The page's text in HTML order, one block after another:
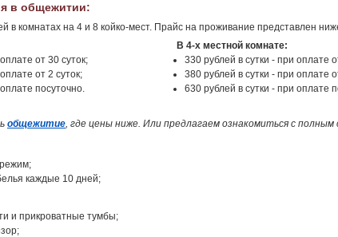
в общежитии:
в комнатах на 4 и 8 койко-мест. Прайс на проживание представлен
от 30 суток;
от 2 суток;
посуточно.
В 4-х местной комнате:
330 рублей в сутки - при оплате
380 рублей в сутки - при оплате
630 рублей в сутки - при оплате
общежитие, где цены ниже. Или предлагаем ознакомиться с полным
каждые 10 дней;
и прикроватные тумбы;